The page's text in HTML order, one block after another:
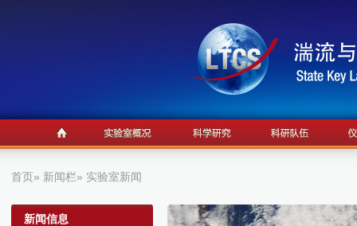
首页» 新闻栏» 实验室新闻
a
新闻信息